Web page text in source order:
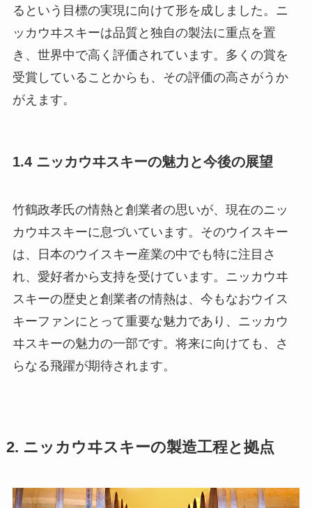
るという目標の実現に向けて形を成しました。ニ
ッカウヰスキーは品質と独自の製法に重点を置
き、世界中で高く評価されています。多くの賞を
受賞していることからも、その評価の高さがうか
がえます。
1.4 ニッカウヰスキーの魅力と今後の展望
竹鶴政孝氏の情熱と創業者の思いが、現在のニッ
カウヰスキーに息づいています。そのウイスキー
は、日本のウイスキー産業の中でも特に注目さ
れ、愛好者から支持を受けています。ニッカウヰ
スキーの歴史と創業者の情熱は、今もなおウイス
キーファンにとって重要な魅力であり、ニッカウ
ヰスキーの魅力の一部です。将来に向けても、さ
らなる飛躍が期待されます。
2. ニッカウヰスキーの製造工程と拠点